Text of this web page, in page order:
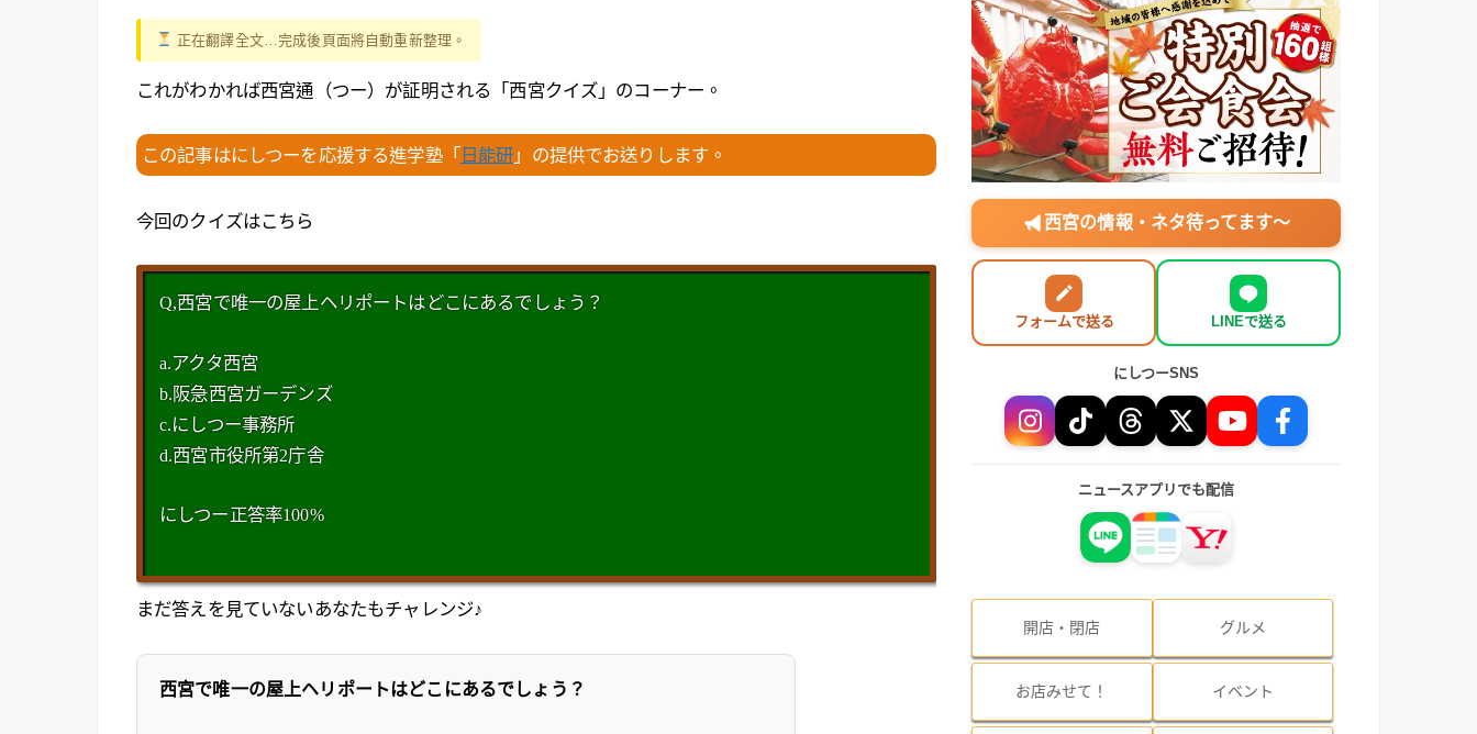
正在翻譯全文…完成後頁面將自動重新整理。
これがわかれば西宮通（つー）が証明される「西宮クイズ」のコーナー。
この記事はにしつーを応援する進学塾「 日能研 」の提供でお送りします。
今回のクイズはこちら
Q,西宮で唯一の屋上ヘリポートはどこにあるでしょう？
a.アクタ西宮
b.阪急西宮ガーデンズ
c.にしつー事務所
d.西宮市役所第2庁舎
にしつー正答率100%
まだ答えを見ていないあなたもチャレンジ♪
西宮で唯一の屋上ヘリポートはどこにあるでしょう？
西宮の情報・ネタ待ってます〜
フォームで送る LINEで送る
にしつーSNS
ニュースアプリでも配信
開店・閉店 グルメ
お店みせて！ イベント